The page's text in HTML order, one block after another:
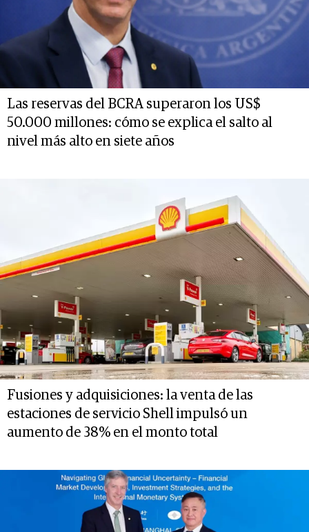
Las reservas del BCRA superaron los US$
50.000 millones: cómo se explica el salto al
nivel más alto en siete años
Fusiones y adquisiciones: la venta de las
estaciones de servicio Shell impulsó un
aumento de 38% en el monto total